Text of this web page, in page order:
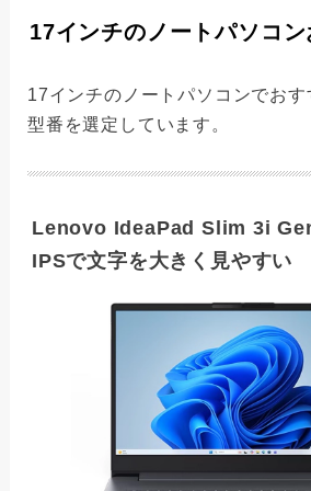
17インチのノートパソコ
17インチのノートパソコンでお
型番を選定しています。
Lenovo IdeaPad Slim 3i
IPSで文字を大きく見やすい